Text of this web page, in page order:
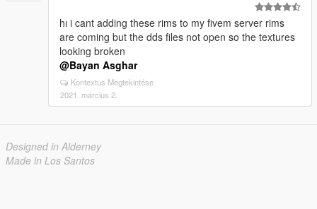
hı i cant adding these rims to my fivem server rims
are coming but the dds files not open so the textures
looking broken
@Bayan Asghar
Kontextus Megtekintése
2021. március 2.
Designed in Alderney
Made in Los Santos